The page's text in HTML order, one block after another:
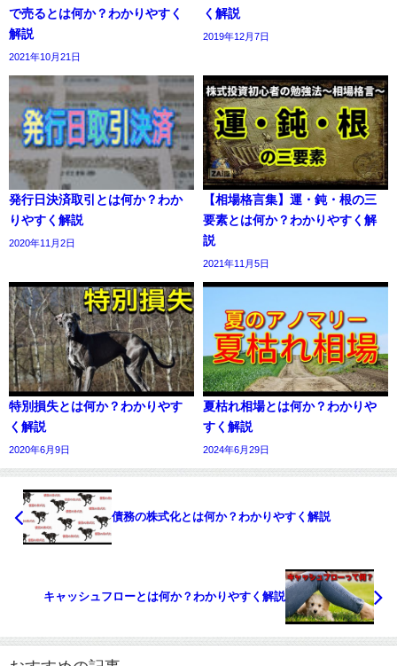
で売るとは何か？わかりやすく
解説
2021年10月21日
く解説
2019年12月7日
発行日決済取引とは何か？わか
りやすく解説
2020年11月2日
【相場格言集】運・鈍・根の三
要素とは何か？わかりやすく解
説
2021年11月5日
特別損失とは何か？わかりやす
く解説
2020年6月9日
夏枯れ相場とは何か？わかりや
すく解説
2024年6月29日
債務の株式化とは何か？わかりやすく解説
キャッシュフローとは何か？わかりやすく解説